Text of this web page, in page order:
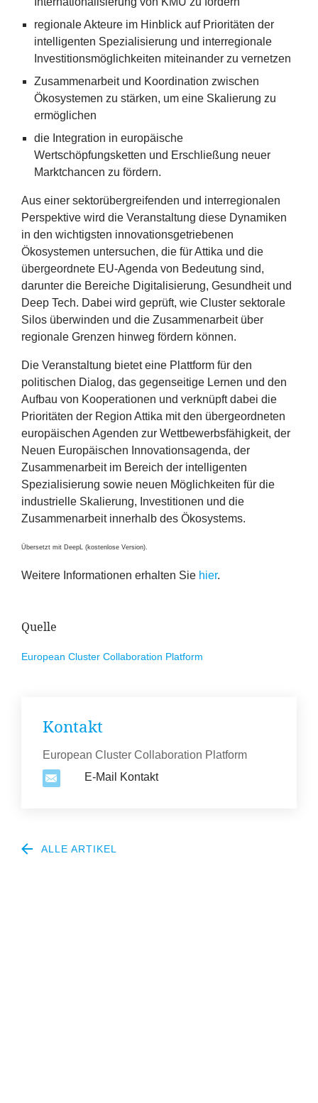
regionale Akteure im Hinblick auf Prioritäten der
intelligenten Spezialisierung und interregionale
Investitionsmöglichkeiten miteinander zu vernetzen
Zusammenarbeit und Koordination zwischen
Ökosystemen zu stärken, um eine Skalierung zu
ermöglichen
die Integration in europäische
Wertschöpfungsketten und Erschließung neuer
Marktchancen zu fördern.
Aus einer sektorübergreifenden und interregionalen
Perspektive wird die Veranstaltung diese Dynamiken
in den wichtigsten innovationsgetriebenen
Ökosystemen untersuchen, die für Attika und die
übergeordnete EU-Agenda von Bedeutung sind,
darunter die Bereiche Digitalisierung, Gesundheit und
Deep Tech. Dabei wird geprüft, wie Cluster sektorale
Silos überwinden und die Zusammenarbeit über
regionale Grenzen hinweg fördern können.
Die Veranstaltung bietet eine Plattform für den
politischen Dialog, das gegenseitige Lernen und den
Aufbau von Kooperationen und verknüpft dabei die
Prioritäten der Region Attika mit den übergeordneten
europäischen Agenden zur Wettbewerbsfähigkeit, der
Neuen Europäischen Innovationsagenda, der
Zusammenarbeit im Bereich der intelligenten
Spezialisierung sowie neuen Möglichkeiten für die
industrielle Skalierung, Investitionen und die
Zusammenarbeit innerhalb des Ökosystems.
Übersetzt mit DeepL (kostenlose Version).
Weitere Informationen erhalten Sie hier.
Quelle
European Cluster Collaboration Platform
Kontakt
European Cluster Collaboration Platform
E-Mail Kontakt
ALLE ARTIKEL